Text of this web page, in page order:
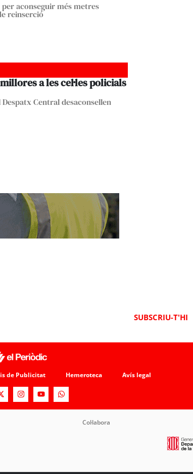
aconseguir més metres
reinserció
a les cel·les policials
Central desaconsellen
SUBSCRIU-T'HI
de Publicitat Hemeroteca Avís legal
Col·labora